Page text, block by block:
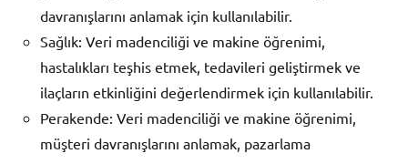
davranışlarını anlamak için kullanılabilir.
Sağlık: Veri madenciliği ve makine öğrenimi,
hastalıkları teşhis etmek, tedavileri geliştirmek ve
ilaçların etkinliğini değerlendirmek için kullanılabilir.
Perakende: Veri madenciliği ve makine öğrenimi,
müşteri davranışlarını anlamak, pazarlama